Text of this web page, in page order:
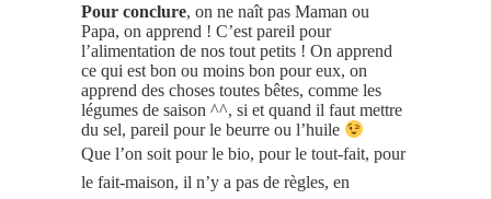
Pour conclure, on ne naît pas Maman ou
Papa, on apprend ! C’est pareil pour
l’alimentation de nos tout petits ! On apprend
ce qui est bon ou moins bon pour eux, on
apprend des choses toutes bêtes, comme les
légumes de saison ^^, si et quand il faut mettre
du sel, pareil pour le beurre ou l’huile
Que l’on soit pour le bio, pour le tout-fait, pour
le fait-maison, il n’y a pas de règles, en